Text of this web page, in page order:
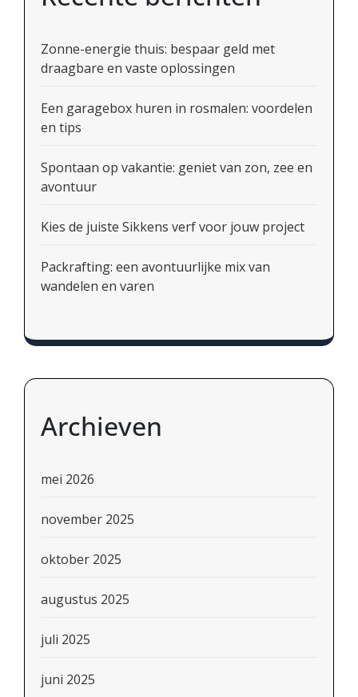
Zonne-energie thuis: bespaar geld met
draagbare en vaste oplossingen
Een garagebox huren in rosmalen: voordelen
en tips
Spontaan op vakantie: geniet van zon, zee en
avontuur
Kies de juiste Sikkens verf voor jouw project
Packrafting: een avontuurlijke mix van
wandelen en varen
Archieven
mei 2026
november 2025
oktober 2025
augustus 2025
juli 2025
juni 2025